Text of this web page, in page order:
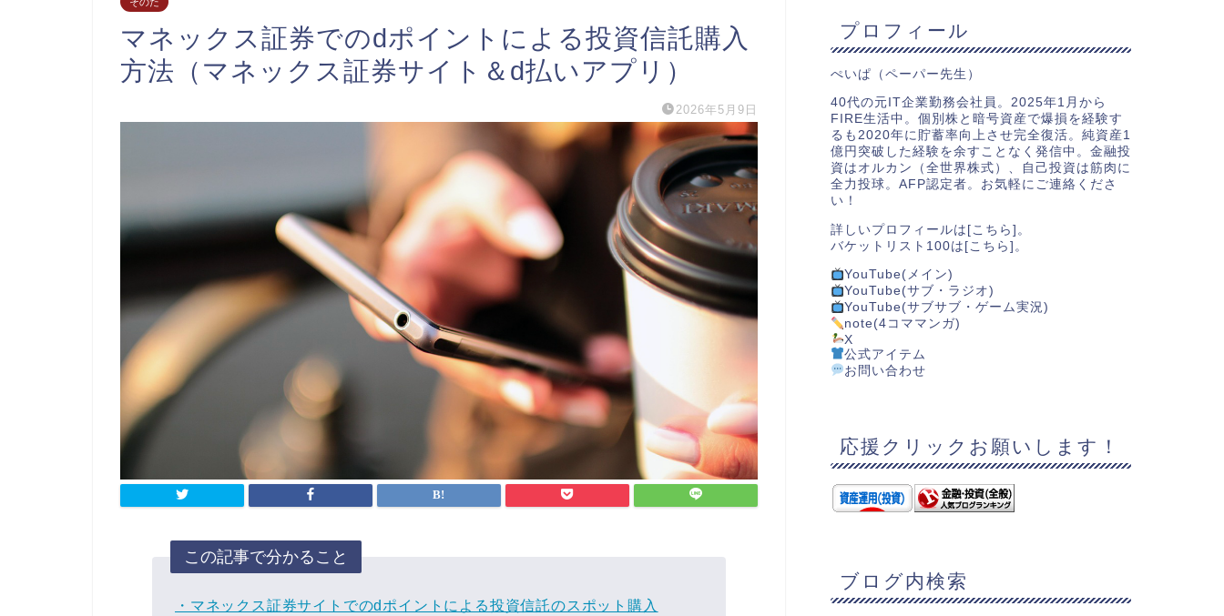
マネックス証券でのdポイントによる投資信託購入
方法（マネックス証券サイト＆d払いアプリ）
2026年5月9日
この記事で分かること
・マネックス証券サイトでのdポイントによる投資信託のスポット購入
プロフィール
ぺいぱ（ペーパー先生）
40代の元IT企業勤務会社員。2025年1月から
FIRE生活中。個別株と暗号資産で爆損を経験す
るも2020年に貯蓄率向上させ完全復活。純資産1
億円突破した経験を余すことなく発信中。金融投
資はオルカン（全世界株式）、自己投資は筋肉に
全力投球。AFP認定者。お気軽にご連絡くださ
い！
詳しいプロフィールは[ こちら ]。
バケットリスト100は[ こちら ]。
YouTube(メイン)
YouTube(サブ・ラジオ)
YouTube(サブサブ・ゲーム実況)
note(4コママンガ)
X
公式アイテム
お問い合わせ
応援クリックお願いします！
ブログ内検索